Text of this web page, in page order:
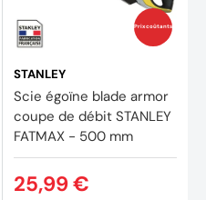
Prix coûtants
STANLEY
Scie égoïne blade armor
coupe de débit STANLEY
FATMAX - 500 mm
25,99 €